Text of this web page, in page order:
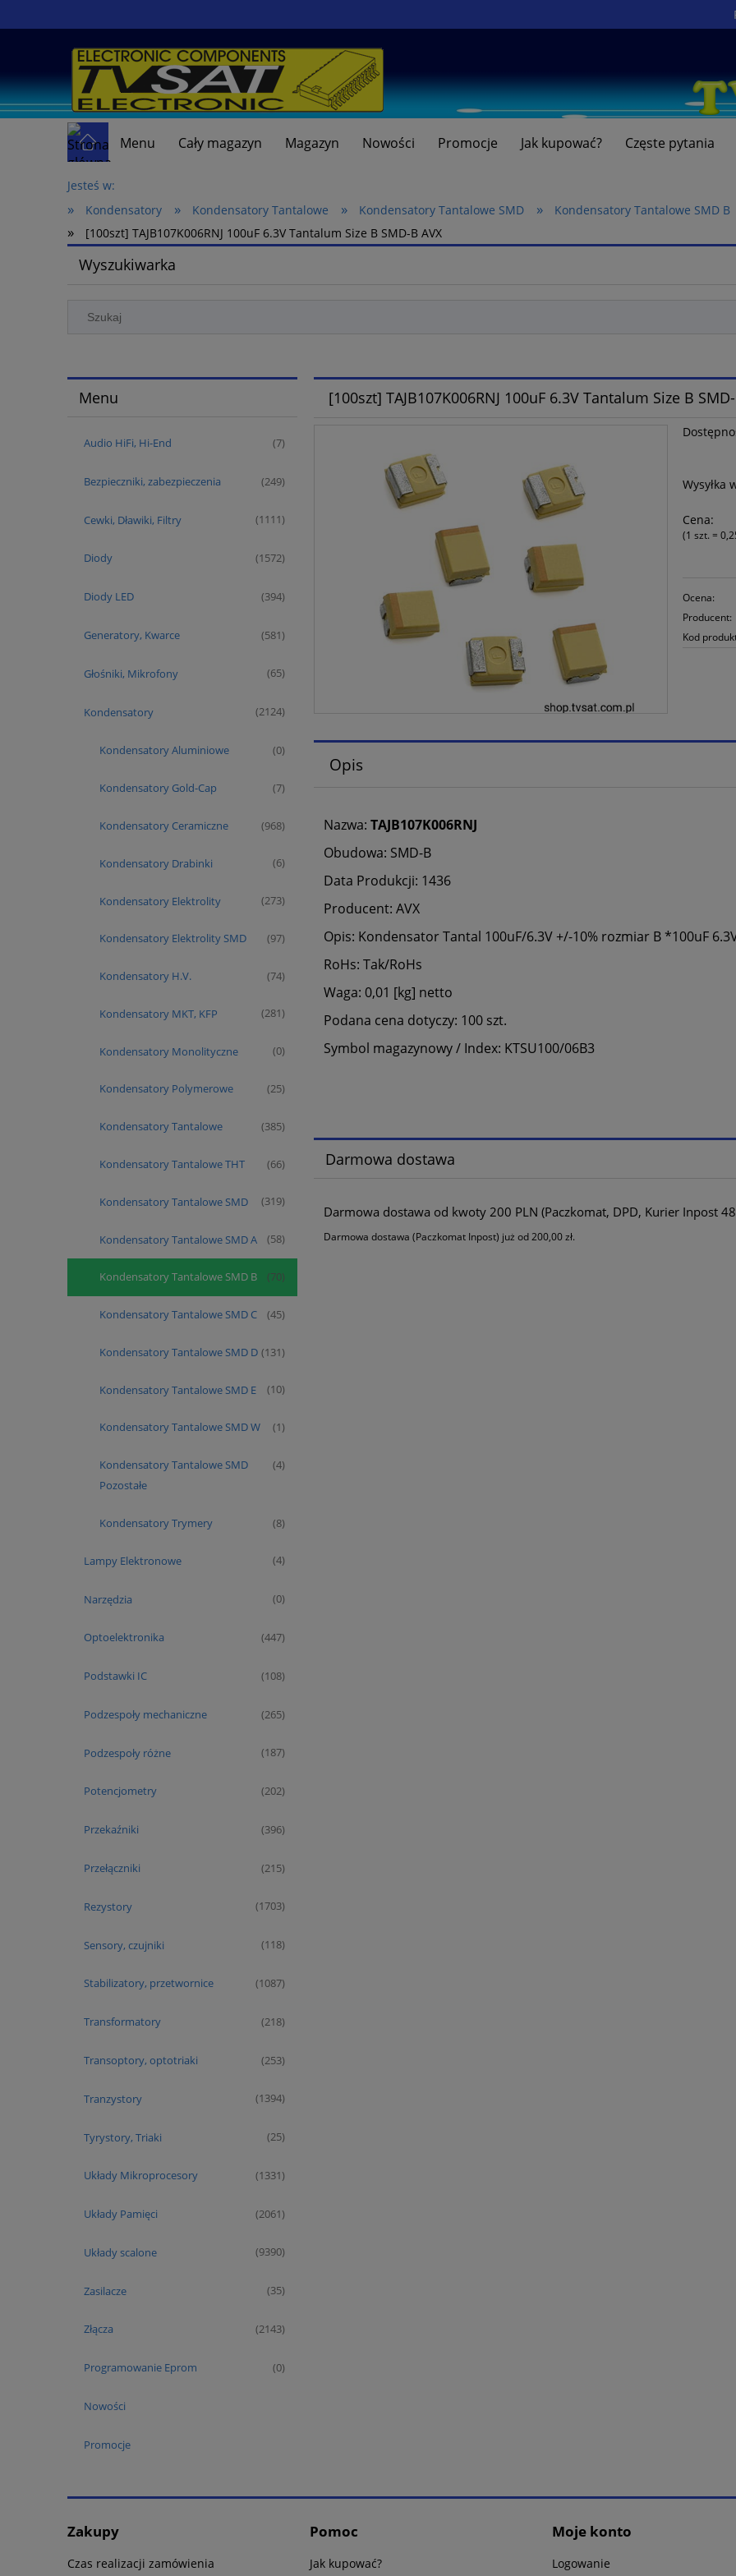
Menu Cały magazyn Magazyn Nowości Promocje Jak kupować? Częste pytania
Jesteś w:
» Kondensatory » Kondensatory Tantalowe » Kondensatory Tantalowe SMD » Kondensatory Tantalowe SMD B
» [100szt] TAJB107K006RNJ 100uF 6.3V Tantalum Size B SMD-B AVX
Wyszukiwarka
Menu
Audio HiFi, Hi-End (7)
Bezpieczniki, zabezpieczenia (249)
Cewki, Dławiki, Filtry (1111)
Diody (1572)
Diody LED (394)
Generatory, Kwarce (581)
Głośniki, Mikrofony (65)
Kondensatory (2124)
Kondensatory Aluminiowe (0)
Kondensatory Gold-Cap (7)
Kondensatory Ceramiczne (968)
Kondensatory Drabinki (6)
Kondensatory Elektrolity (273)
Kondensatory Elektrolity SMD (97)
Kondensatory H.V. (74)
Kondensatory MKT, KFP (281)
Kondensatory Monolityczne (0)
Kondensatory Polymerowe (25)
Kondensatory Tantalowe (385)
Kondensatory Tantalowe THT (66)
Kondensatory Tantalowe SMD (319)
Kondensatory Tantalowe SMD A (58)
Kondensatory Tantalowe SMD B (70)
Kondensatory Tantalowe SMD C (45)
Kondensatory Tantalowe SMD D (131)
Kondensatory Tantalowe SMD E (10)
Kondensatory Tantalowe SMD W (1)
Kondensatory Tantalowe SMD
Pozostałe
(4)
Kondensatory Trymery (8)
Lampy Elektronowe (4)
Narzędzia (0)
Optoelektronika (447)
Podstawki IC (108)
Podzespoły mechaniczne (265)
Podzespoły różne (187)
Potencjometry (202)
Przekaźniki (396)
Przełączniki (215)
Rezystory (1703)
Sensory, czujniki (118)
Stabilizatory, przetwornice (1087)
Transformatory (218)
Transoptory, optotriaki (253)
Tranzystory (1394)
Tyrystory, Triaki (25)
Układy Mikroprocesory (1331)
Układy Pamięci (2061)
Układy scalone (9390)
Zasilacze (35)
Złącza (2143)
Programowanie Eprom (0)
Nowości
Promocje
[100szt] TAJB107K006RNJ 100uF 6.3V Tantalum Size B
Wysyłka
Cena:
(1szt. =
Ocena:
Producent:
Kod
Opis
Nazwa: TAJB107K006RNJ
Obudowa: SMD-B
Data Produkcji: 1436
Producent: AVX
Opis: Kondensator Tantal 100uF/6.3V +/-10% rozmiar B *100uF
RoHs: Tak/RoHs
Waga: 0,01 [kg] netto
Podana cena dotyczy: 100 szt.
Symbol magazynowy / Index: KTSU100/06B3
Darmowa dostawa
Darmowa dostawa od kwoty 200 PLN (Paczkomat, DPD, Kurier Inpost
Darmowa dostawa (Paczkomat Inpost) już od 200,00 zł.
Zakupy
Czas realizacji zamówienia
Pomoc
Jak kupować?
Moje konto
Logowanie